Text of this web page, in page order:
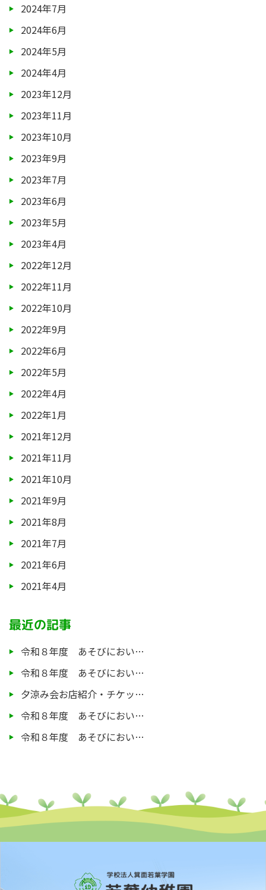
2024年7月
2024年6月
2024年5月
2024年4月
2023年12月
2023年11月
2023年10月
2023年9月
2023年7月
2023年6月
2023年5月
2023年4月
2022年12月
2022年11月
2022年10月
2022年9月
2022年6月
2022年5月
2022年4月
2022年1月
2021年12月
2021年11月
2021年10月
2021年9月
2021年8月
2021年7月
2021年6月
2021年4月
最近の記事
令和８年度 あそびにおい…
令和８年度 あそびにおい…
夕涼み会お店紹介・チケッ…
令和８年度 あそびにおい…
令和８年度 あそびにおい…